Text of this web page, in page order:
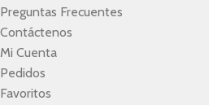
Preguntas Frecuentes
Contáctenos
Mi Cuenta
Pedidos
Favoritos